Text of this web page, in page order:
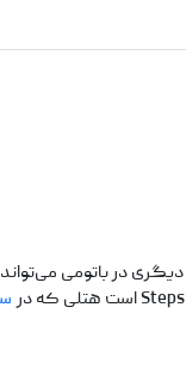
دیگری در باتومی